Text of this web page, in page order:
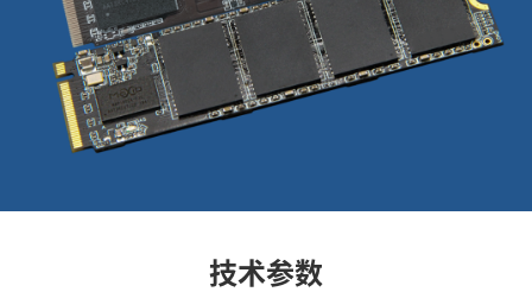
技术参数